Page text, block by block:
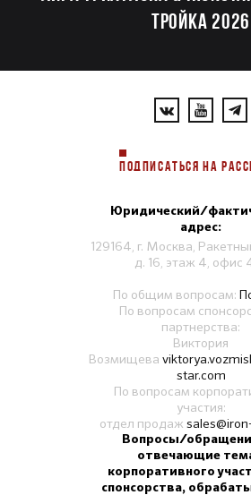
ТРОЙКА 2026
ПОДПИСАТЬСЯ НА
Юридический/
адрес:
129164, г. Москва,
д. 16, этаж 4, офис
По общим вопросам:
По вопросам
партнерства:
Виктория
Возмищева
star.com
По вопросам
участия:
отдел продаж
Вопросы/
отвечающие
корпоративного
спонсорства,